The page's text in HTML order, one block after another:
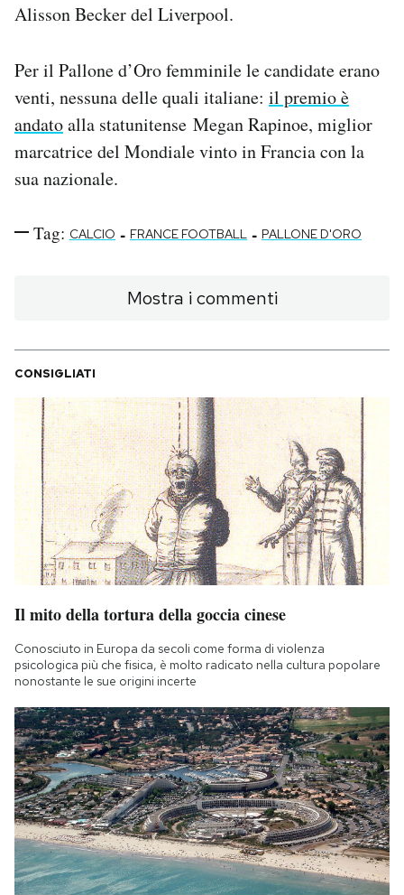
Alisson Becker del Liverpool.
Per il Pallone d’Oro femminile le candidate erano
venti, nessuna delle quali italiane: il premio è
andatoalla statunitense Megan Rapinoe, miglior
marcatrice del Mondiale vinto in Francia con la
sua nazionale.
Tag: CALCIO - FRANCE FOOTBALL - PALLONE D'ORO
Mostra i commenti
CONSIGLIATI
Il mito della tortura della goccia cinese
Conosciuto in Europa da secoli come forma di violenza
psicologica più che fisica, è molto radicato nella cultura popolare
nonostante le sue origini incerte